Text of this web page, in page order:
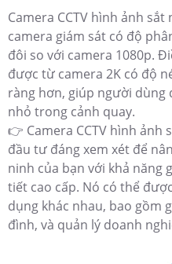
Camera CCTV hình ảnh
camera giám sát có độ
đôi so với camera 1080p.
được từ camera 2K có độ
ràng hơn, giúp người dùng
nhỏ trong cảnh quay.
👉 Camera CCTV hình ảnh
đầu tư đáng xem xét để
ninh của bạn với khả năng
tiết cao cấp. Nó có thể
dụng khác nhau, bao gồm
đình, và quản lý doanh